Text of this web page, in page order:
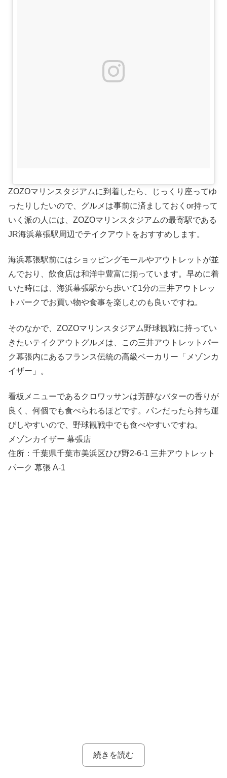
ZOZOマリンスタジアムに到着したら、じっくり座ってゆ
ったりしたいので、グルメは事前に済ましておくor持って
いく派の人には、ZOZOマリンスタジアムの最寄駅である
JR海浜幕張駅周辺でテイクアウトをおすすめします。
海浜幕張駅前にはショッピングモールやアウトレットが並
んでおり、飲食店は和洋中豊富に揃っています。早めに着
いた時には、海浜幕張駅から歩いて1分の三井アウトレッ
トパークでお買い物や食事を楽しむのも良いですね。
そのなかで、ZOZOマリンスタジアム野球観戦に持ってい
きたいテイクアウトグルメは、この三井アウトレットパー
ク幕張内にあるフランス伝統の高級ベーカリー「メゾンカ
イザー」。
看板メニューであるクロワッサンは芳醇なバターの香りが
良く、何個でも食べられるほどです。パンだったら持ち運
びしやすいので、野球観戦中でも食べやすいですね。
メゾンカイザー 幕張店
住所：千葉県千葉市美浜区ひび野2-6-1 三井アウトレット
パーク 幕張 A-1
続きを読む